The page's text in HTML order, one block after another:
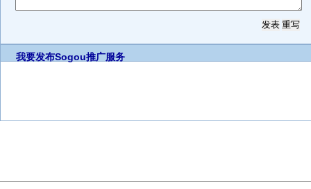
我要发布Sogou推广服务